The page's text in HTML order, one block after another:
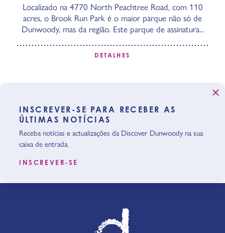
Localizado na 4770 North Peachtree Road, com 110
acres, o Brook Run Park é o maior parque não só de
Dunwoody, mas da região. Este parque de assinatura...
DETALHES
INSCREVER-SE PARA RECEBER AS
ÚLTIMAS NOTÍCIAS
Receba notícias e actualizações da Discover Dunwoody na sua
caixa de entrada.
INSCREVER-SE